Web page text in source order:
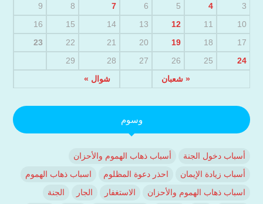
« شعبان شوال »
3
4
5
6
7
8
9
10
11
12
13
14
15
16
17
18
19
20
21
22
23
24
25
26
27
28
29
وسوم
أسباب دخول الجنة
أسباب ذهاب الهموم والأحزان
أسباب زيادة الإيمان
احذر دعوة المظلوم
اسباب ذهاب الهموم
اسباب ذهاب الهموم والأحزان
الاستغفار الجار
الجنة